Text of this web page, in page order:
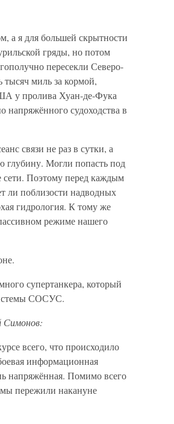
а я для большей скрытности
гряды, но потом
пересекли Северо-
миль за кормой,
у пролива Хуан-де-Фука
судоходства в
связи не раз в сутки, а
глубину. Могли попасть под
сети. Поэтому перед каждым
ли поблизости надводных
гидрология. К тому же
режиме нашего
супертанкера, который
СОСУС.
Симонов:
всего, что происходило
информационная
напряжённая. Помимо всего
пережили накануне